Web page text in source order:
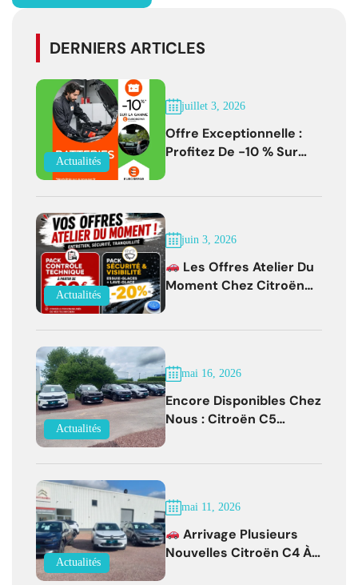
DERNIERS ARTICLES
Actualités
juillet 3, 2026
Offre Exceptionnelle :
Profitez De -10 % Sur
Actualités
juin 3, 2026
Les Offres Atelier Du
Moment Chez Citroën
Actualités
mai 16, 2026
Encore Disponibles Chez
Nous : Citroën C5
Actualités
mai 11, 2026
Arrivage Plusieurs
Nouvelles Citroën C4 À